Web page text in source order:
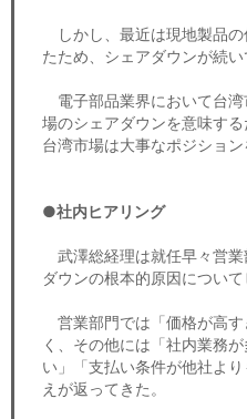
しかし、最近は現地製品の
たため、シェアダウンが続い
電子部品業界において台
場のシェアダウンを意味する
台湾市場は大事なポジショ
●社内ヒアリング
武澤総経理は就任早々営
ダウンの根本的原因につい
営業部門では「価格が高
く、その他には「社内業務
い」「支払い条件が他社よ
えが返ってきた。